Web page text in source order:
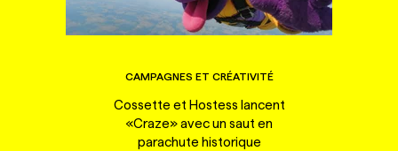
CAMPAGNES ET CRÉATIVITÉ
Cossette et Hostess lancent
«Craze» avec un saut en
parachute historique